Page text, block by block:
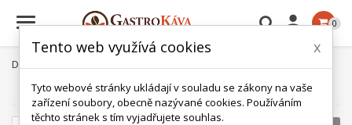
 0
Domů
Tento web využívá cookies x
Tyto webové stránky ukládají v souladu se zákony na vaše
zařízení soubory, obecně nazývané cookies. Používáním
těchto stránek s tím vyjadřujete souhlas.